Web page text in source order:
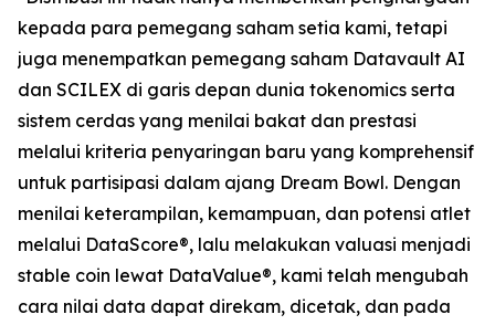
kepada para pemegang saham setia kami, tetapi
juga menempatkan pemegang saham Datavault AI
dan SCILEX di garis depan dunia tokenomics serta
sistem cerdas yang menilai bakat dan prestasi
melalui kriteria penyaringan baru yang komprehensif
untuk partisipasi dalam ajang Dream Bowl. Dengan
menilai keterampilan, kemampuan, dan potensi atlet
melalui DataScore®, lalu melakukan valuasi menjadi
stable coin lewat DataValue®, kami telah mengubah
cara nilai data dapat direkam, dicetak, dan pada